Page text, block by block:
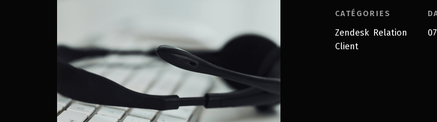
CATÉGORIES
Zendesk Relation
Client